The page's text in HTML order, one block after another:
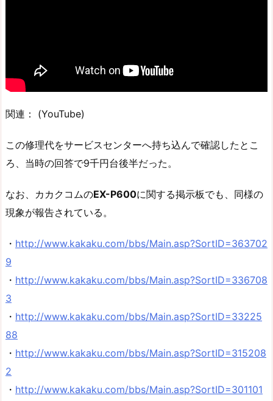
関連： (YouTube)
この修理代をサービスセンターへ持ち込んで確認したとこ
ろ、当時の回答で9千円台後半だった。
なお、カカクコムのEX-P600に関する掲示板でも、同様の
現象が報告されている。
・ http://www.kakaku.com/bbs/Main.asp?SortID=363702
9
・ http://www.kakaku.com/bbs/Main.asp?SortID=336708
3
・ http://www.kakaku.com/bbs/Main.asp?SortID=33225
88
・ http://www.kakaku.com/bbs/Main.asp?SortID=315208
2
・ http://www.kakaku.com/bbs/Main.asp?SortID=301101